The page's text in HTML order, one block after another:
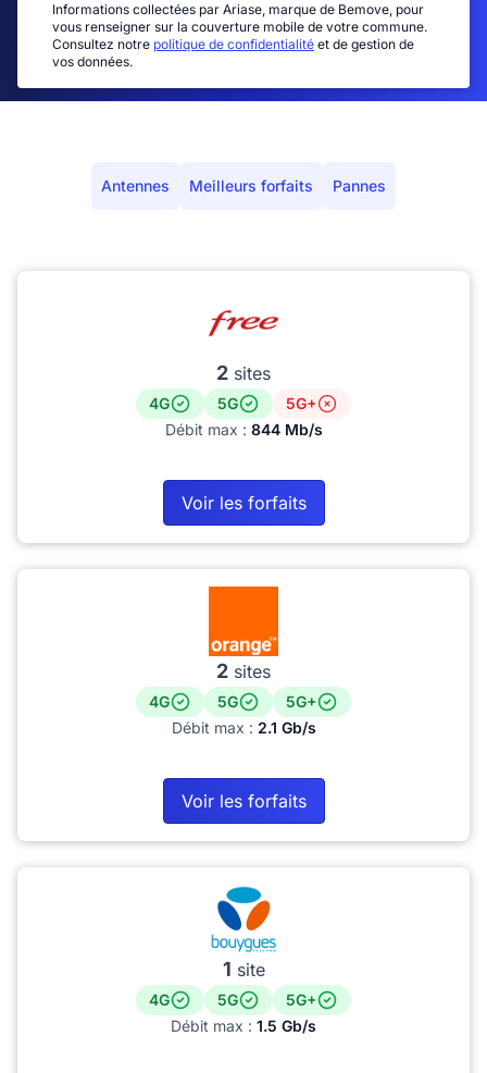
Informations collectées par Ariase, marque de Bemove, pour
vous renseigner sur la couverture mobile de votre commune.
Consultez notre politique de confidentialité et de gestion de
vos données.
Antennes Meilleurs forfaits Pannes
2 sites
4G 5G
5G+
Débit max : 844 Mb/s
Voir les forfaits
2 sites
4G 5G
5G+
Débit max : 2.1 Gb/s
Voir les forfaits
1 site
4G 5G
5G+
Débit max : 1.5 Gb/s